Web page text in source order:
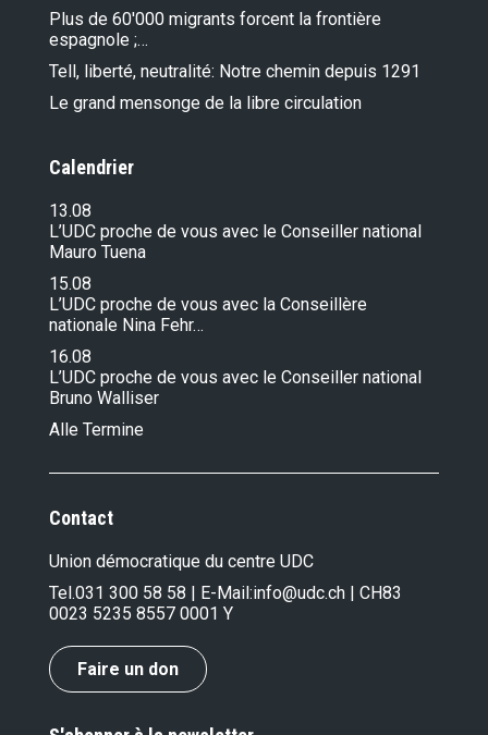
Plus de 60'000 migrants forcent la frontière
espagnole ;…
Tell, liberté, neutralité: Notre chemin depuis 1291
Le grand mensonge de la libre circulation
Calendrier
13.08
L’UDC proche de vous avec le Conseiller national
Mauro Tuena
15.08
L’UDC proche de vous avec la Conseillère
nationale Nina Fehr…
16.08
L’UDC proche de vous avec le Conseiller national
Bruno Walliser
Alle Termine
Contact
Union démocratique du centre UDC
Tel.031 300 58 58 | E-Mail:info@udc.ch | CH83
0023 5235 8557 0001 Y
Faire un don